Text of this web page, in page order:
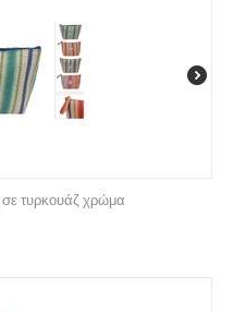
σε τυρκουάζ χρώμα